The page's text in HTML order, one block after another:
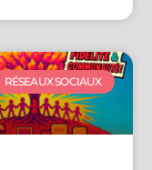
RÉSEAUX SOCIAUX